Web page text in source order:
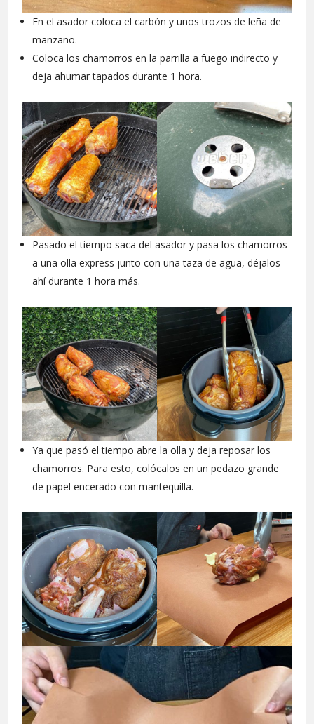
En el asador coloca el carbón y unos trozos de leña de
manzano.
Coloca los chamorros en la parrilla a fuego indirecto y
deja ahumar tapados durante 1 hora.
Pasado el tiempo saca del asador y pasa los chamorros
a una olla express junto con una taza de agua, déjalos
ahí durante 1 hora más.
Ya que pasó el tiempo abre la olla y deja reposar los
chamorros. Para esto, colócalos en un pedazo grande
de papel encerado con mantequilla.